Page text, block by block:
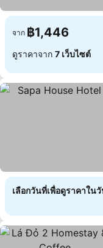
จาก ฿1,446
ดูราคาจาก 7 เว็บไซต์
เลือกวันที่เพื่อดูราคาใน